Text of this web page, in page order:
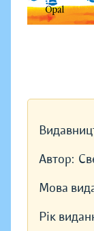
Автор:
Мова
Рік